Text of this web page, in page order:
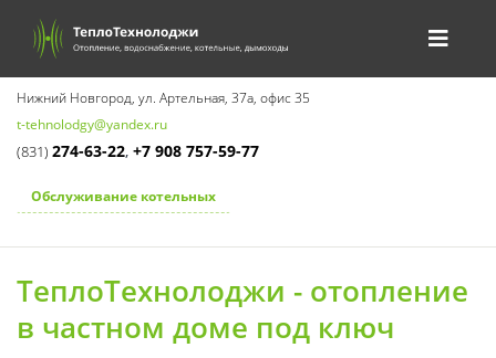
Нижний Новгород, ул. Артельная, 37а, офис 35
t-tehnolodgy@yandex.ru
(831) 274-63-22, +7 908 757-59-77
Обслуживание котельных
ТеплоТехнолоджи - отопление
в частном доме под ключ